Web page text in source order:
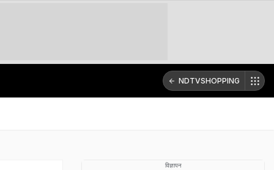
NDTVSHOPPING
विज्ञापन